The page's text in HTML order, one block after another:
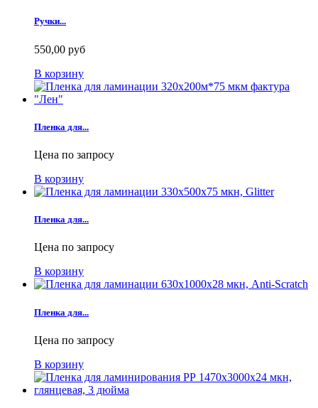
Ручки...
550,00 руб
В корзину
Пленка для...
Цена по запросу
В корзину
Пленка для...
Цена по запросу
В корзину
Пленка для...
Цена по запросу
В корзину